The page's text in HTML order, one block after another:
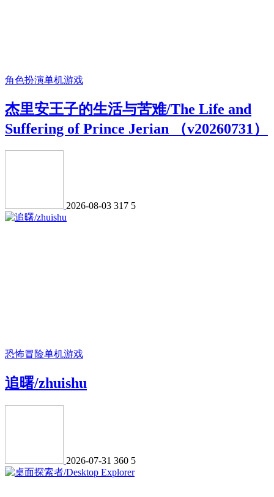
角色扮演单机游戏
杰里安王子的生活与苦难/The Life and
Suffering of Prince Jerian （v20260731）
2026-08-03 317 5
恐怖冒险单机游戏
追曙/zhuishu
2026-07-31 360 5